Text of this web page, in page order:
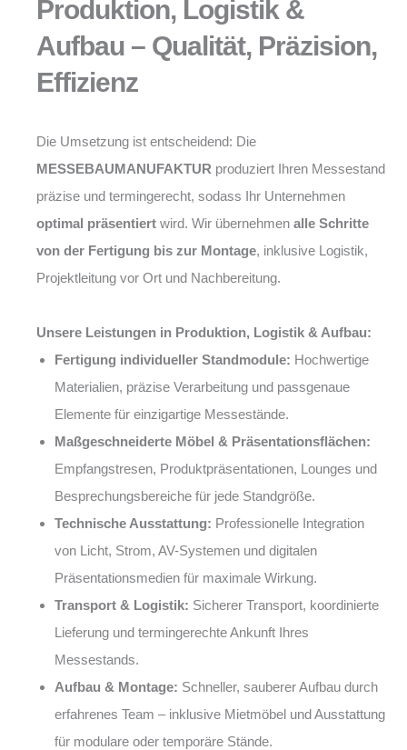
Produktion, Logistik &
Aufbau – Qualität, Präzision,
Effizienz
Die Umsetzung ist entscheidend: Die
MESSEBAUMANUFAKTUR produziert Ihren Messestand
präzise und termingerecht, sodass Ihr Unternehmen
optimal präsentiert wird. Wir übernehmen alle Schritte
von der Fertigung bis zur Montage, inklusive Logistik,
Projektleitung vor Ort und Nachbereitung.
Unsere Leistungen in Produktion, Logistik & Aufbau:
Fertigung individueller Standmodule: Hochwertige
Materialien, präzise Verarbeitung und passgenaue
Elemente für einzigartige Messestände.
Maßgeschneiderte Möbel & Präsentationsflächen:
Empfangstresen, Produktpräsentationen, Lounges und
Besprechungsbereiche für jede Standgröße.
Technische Ausstattung: Professionelle Integration
von Licht, Strom, AV-Systemen und digitalen
Präsentationsmedien für maximale Wirkung.
Transport & Logistik: Sicherer Transport, koordinierte
Lieferung und termingerechte Ankunft Ihres
Messestands.
Aufbau & Montage: Schneller, sauberer Aufbau durch
erfahrenes Team – inklusive Mietmöbel und Ausstattung
für modulare oder temporäre Stände.